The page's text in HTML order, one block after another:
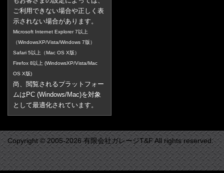
ご利用できない場合や正しく表
示されない場合があります。
Microsoft Internet Explorer 7以上
（WindowsXP/Vista/Windows 7版）
Safari 5以上（Mac OS X版）
Firefox 8以上 (WindowsXP/Vista/Mac
OS X版)
尚、閲覧されるプラットフォー
ムはPC (Windows/Mac)を対象
として最適化されています。
Copyright © 2005-2026 有限会社ガレージT&F All rights reserved.